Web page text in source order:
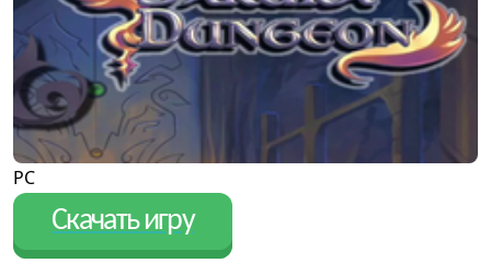
PC
Скачать игру